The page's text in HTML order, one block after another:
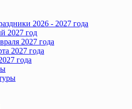
2026 - 2027 года
2027 год
2027 года
2027 года
года